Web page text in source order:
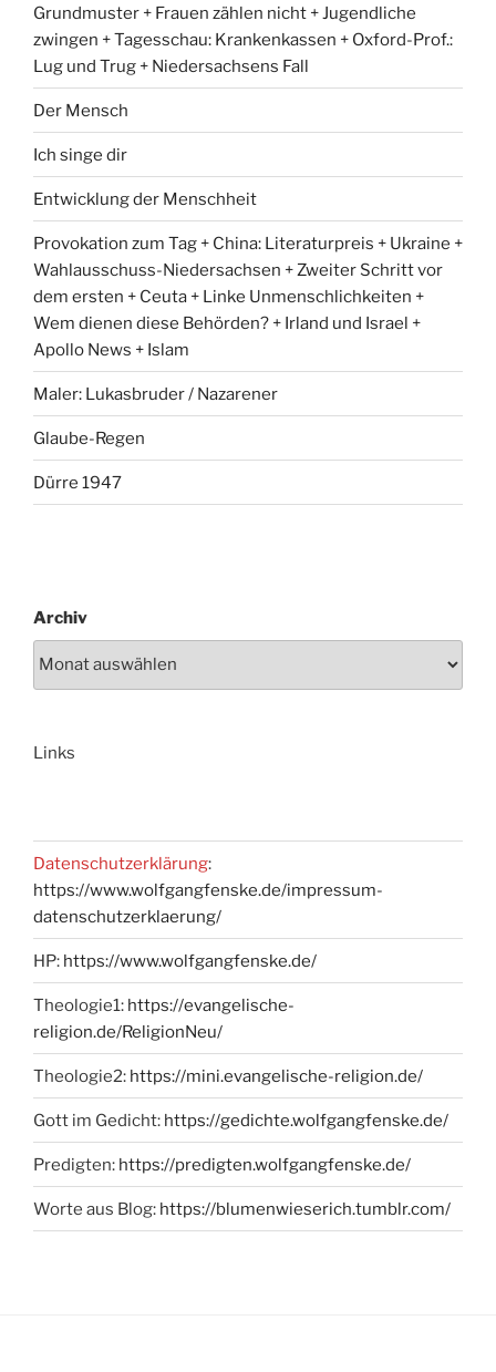
Grundmuster + Frauen zählen nicht + Jugendliche
zwingen + Tagesschau: Krankenkassen + Oxford-Prof.:
Lug und Trug + Niedersachsens Fall
Der Mensch
Ich singe dir
Entwicklung der Menschheit
Provokation zum Tag + China: Literaturpreis + Ukraine +
Wahlausschuss-Niedersachsen + Zweiter Schritt vor
dem ersten + Ceuta + Linke Unmenschlichkeiten +
Wem dienen diese Behörden? + Irland und Israel +
Apollo News + Islam
Maler: Lukasbruder / Nazarener
Glaube-Regen
Dürre 1947
Archiv
Links
Datenschutzerklärung:
https://www.wolfgangfenske.de/impressum-
datenschutzerklaerung/
HP: https://www.wolfgangfenske.de/
Theologie1: https://evangelische-
religion.de/ReligionNeu/
Theologie2: https://mini.evangelische-religion.de/
Gott im Gedicht: https://gedichte.wolfgangfenske.de/
Predigten: https://predigten.wolfgangfenske.de/
Worte aus Blog: https://blumenwieserich.tumblr.com/